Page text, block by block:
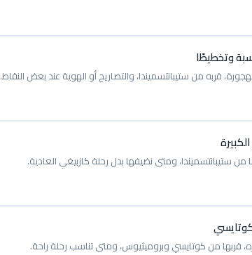
وتخطيطًا
قربه من ستيبانتسميندا، والتصاريح أو الهوية عند بعض النقاط.
ستيبانتسميندا، ومتى نضيفها بدل رحلة كازبيغي العادية.
قربها من كوتايسي وبروميثيوس، ومتى تناسب رحلة راحة.